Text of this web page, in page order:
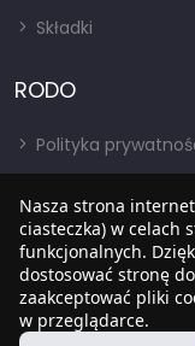
Składki
RODO
Polityka
RODO
BIP
Nasza strona
ciasteczka) w celach
funkcjonalnych.
dostosować stronę
zaakceptować pliki
w przeglądarce.